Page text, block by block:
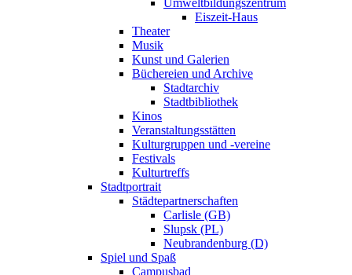
Umweltbildungszentrum
Eiszeit-Haus
Theater
Musik
Kunst und Galerien
Büchereien und Archive
Stadtarchiv
Stadtbibliothek
Kinos
Veranstaltungsstätten
Kulturgruppen und -vereine
Festivals
Kulturtreffs
Stadtportrait
Städtepartnerschaften
Carlisle (GB)
Slupsk (PL)
Neubrandenburg (D)
Spiel und Spaß
Campusbad